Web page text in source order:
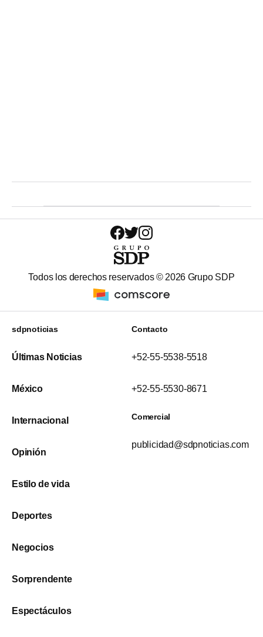
Todos los derechos reservados © 2026 Grupo SDP
sdpnoticias
Últimas Noticias
México
Internacional
Opinión
Estilo de vida
Deportes
Negocios
Sorprendente
Espectáculos
Contacto
+52-55-5538-5518
+52-55-5530-8671
Comercial
publicidad@sdpnoticias.com